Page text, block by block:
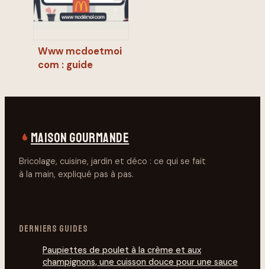
Www mcdoetmoi
com : guide
MAISON GOURMANDE
Bricolage, cuisine, jardin et déco : ce qui se fait
à la main, expliqué pas à pas.
DERNIERS GUIDES
Paupiettes de poulet à la crème et aux
champignons, une cuisson douce pour une sauce